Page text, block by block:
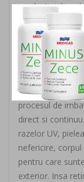
productiei de
antioxidant
multiplele sale
Pielea noastra
care este
se numara
procesul de
direct si
razelor UV,
nefericire,
pentru care
exterior. Insa